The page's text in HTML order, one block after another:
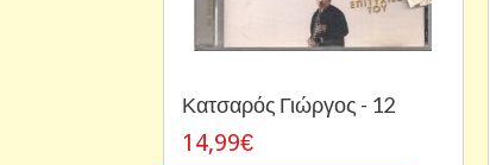
Κατσαρός Γιώργος - 12
14,99€